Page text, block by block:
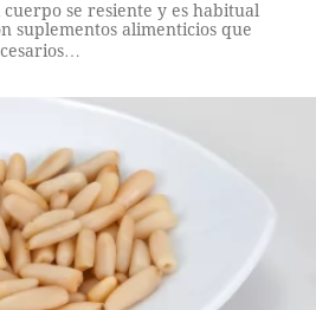
cuerpo se resiente y es habitual
suplementos alimenticios que